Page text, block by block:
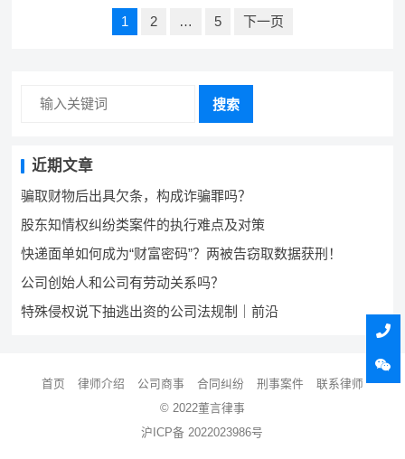
1 2 … 5 下一页
搜索
近期文章
骗取财物后出具欠条，构成诈骗罪吗？
股东知情权纠纷类案件的执行难点及对策
快递面单如何成为“财富密码”？两被告窃取数据获刑！
公司创始人和公司有劳动关系吗？
特殊侵权说下抽逃出资的公司法规制｜前沿
首页 律师介绍 公司商事 合同纠纷 刑事案件
联系律师
© 2022董言律事
沪ICP备 2022023986号